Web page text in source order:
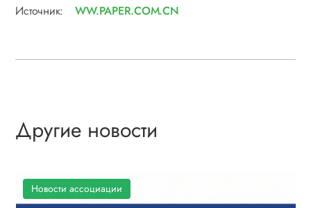
Источник: WW.PAPER.COM.CN
Другие новости
Новости ассоциации